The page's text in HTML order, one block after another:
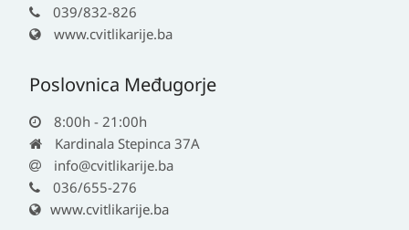
039/832-826
www.cvitlikarije.ba
Poslovnica Međugorje
8:00h - 21:00h
Kardinala Stepinca 37A
info@cvitlikarije.ba
036/655-276
www.cvitlikarije.ba